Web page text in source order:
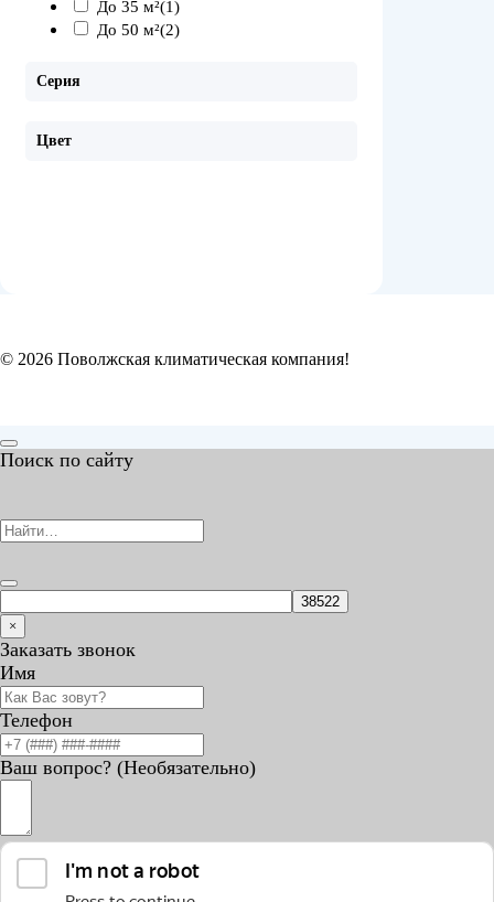
До 35 м²(1)
До 50 м²(2)
Серия
Цвет
© 2026 Поволжская климатическая компания!
Поиск по сайту
for:
×
Заказать звонок
Имя
Телефон
Ваш вопрос? (Необязательно)